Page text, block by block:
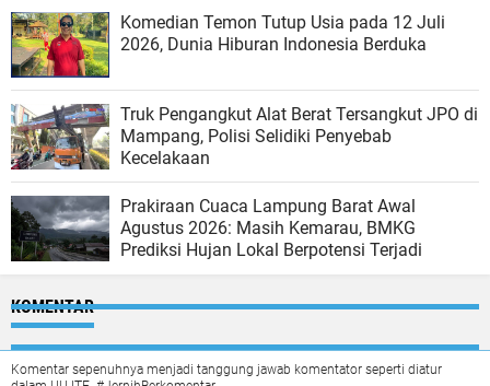
Komedian Temon Tutup Usia pada 12 Juli
2026, Dunia Hiburan Indonesia Berduka
Truk Pengangkut Alat Berat Tersangkut JPO di
Mampang, Polisi Selidiki Penyebab
Kecelakaan
Prakiraan Cuaca Lampung Barat Awal
Agustus 2026: Masih Kemarau, BMKG
Prediksi Hujan Lokal Berpotensi Terjadi
KOMENTAR
Komentar sepenuhnya menjadi tanggung jawab komentator seperti diatur